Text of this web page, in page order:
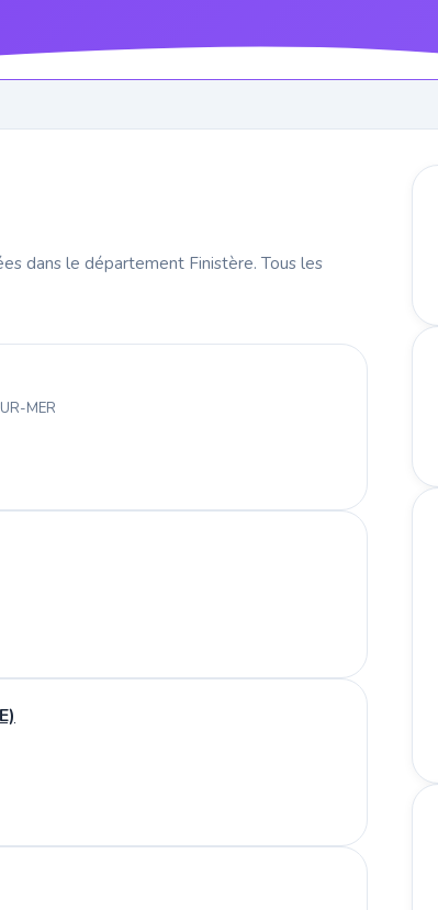
dans le département Finistère. Tous les
MER